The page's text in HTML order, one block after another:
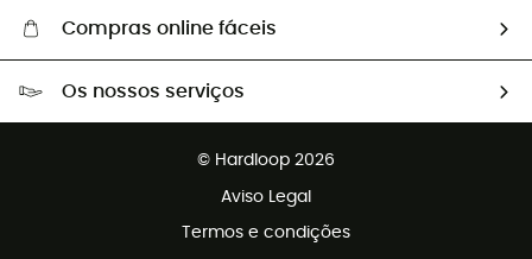
Compras online fáceis
Os nossos serviços
© Hardloop 2026
Aviso Legal
Termos e condições